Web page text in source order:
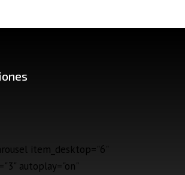
item_desktop="6"
autoplay="on"